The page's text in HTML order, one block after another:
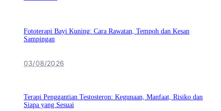
Fototerapi Bayi Kuning: Cara Rawatan, Tempoh dan Kesan
Sampingan
03/08/2026
Terapi Penggantian Testosteron: Kegunaan, Manfaat, Risiko dan
Siapa yang Sesuai